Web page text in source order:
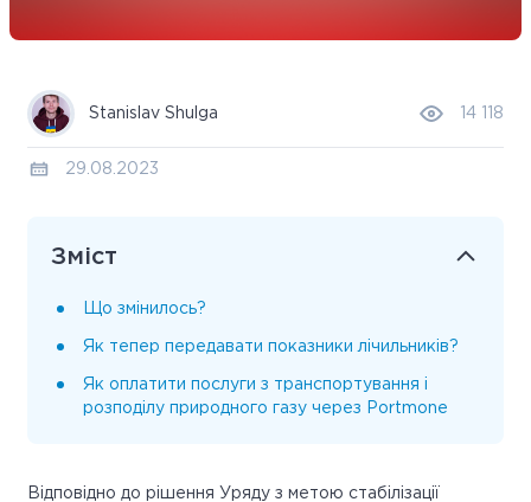
Stanislav Shulga 14 118
29.08.2023
Зміст
Що змінилось?
Як тепер передавати показники лічильників?
Як оплатити послуги з транспортування і
розподілу природного газу через Portmone
Відповідно до рішення Уряду з метою стабілізації